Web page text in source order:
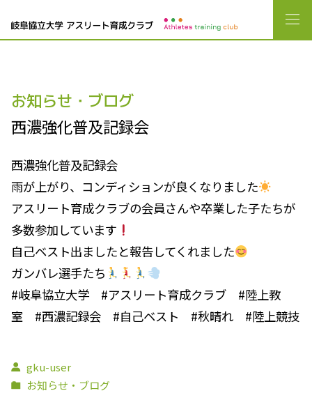
お知らせ・ブログ
西濃強化普及記録会
西濃強化普及記録会
雨が上がり、コンディションが良くなりました
アスリート育成クラブの会員さんや卒業した子たちが
多数参加しています
自己ベスト出ましたと報告してくれました
ガンバレ選手たち
#岐阜協立大学 #アスリート育成クラブ #陸上教
室 #西濃記録会 #自己ベスト #秋晴れ #陸上競技
gku-user
お知らせ・ブログ